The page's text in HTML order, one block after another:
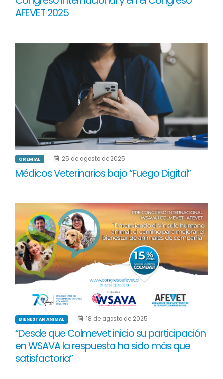
AFEVET 2025
GREMIAL 25 de agosto de 2025
Médicos Veterinarios bajo “Fuego Digital”
BIENESTAR ANIMAL 18 de agosto de 2025
“Desde que Colmevet inicio su participación
en WSAVA la respuesta ha sido más que
satisfactoria”